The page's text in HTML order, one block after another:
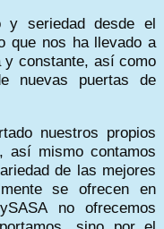
y seriedad desde el
que nos ha llevado a
y constante, así como
nuevas puertas de
nuestros propios
así mismo contamos
de las mejores
se ofrecen en
no ofrecemos